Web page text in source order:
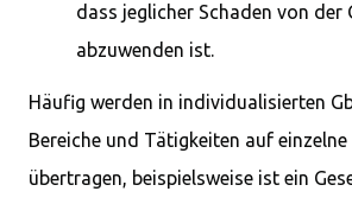
dass jeglicher Schaden von der
abzuwenden ist.
Häufig werden in individualisierten
Bereiche und Tätigkeiten auf
übertragen, beispielsweise ist ein